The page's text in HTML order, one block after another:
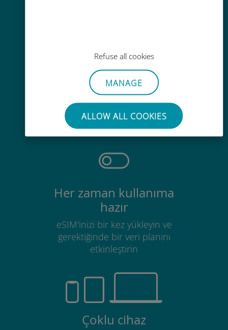
Refuse all cookies
MANAGE
ALLOW ALL COOKIES
Zahmetsiz
Mevcut SIM kartınızı çıkarmanıza
gerek yok
Her zaman kullanıma
hazır
eSIM'inizi bir kez yükleyin ve
gerektiğinde bir veri planını
etkinleştirin
Çoklu cihaz